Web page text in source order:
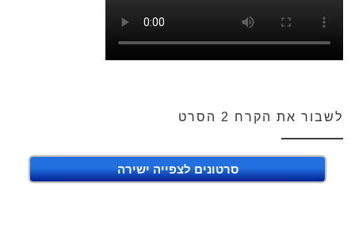
לשבור את הקרח 2 הסרט
סרטונים לצפייה ישירה